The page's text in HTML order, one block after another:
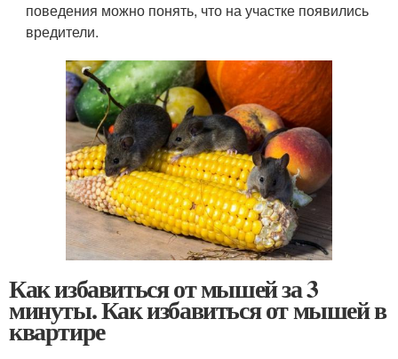
поведения можно понять, что на участке появились
вредители.
Как избавиться от мышей за 3
минуты. Как избавиться от мышей в
квартире